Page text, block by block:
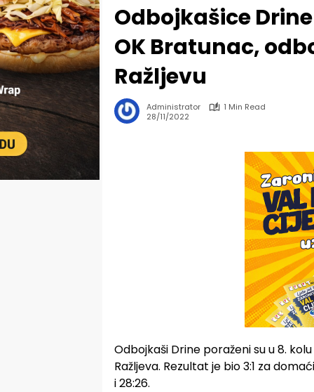
Odbojkašice
OK Bratunac,
Ražljevu
Administrator
1 Min Read
28/11/2022
Odbojkaši Drine poraženi su u 8.
Ražljeva. Rezultat je bio 3:1 za
i 28:26.